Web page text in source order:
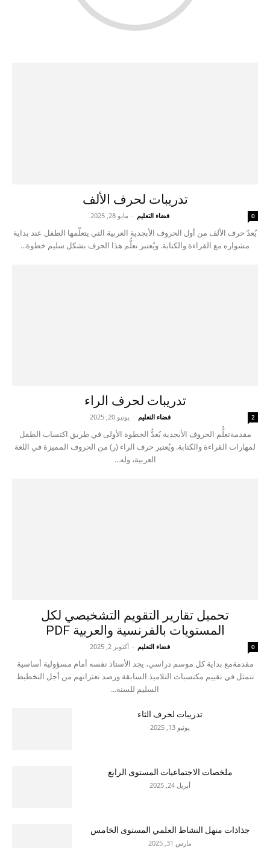
تدريبات لحرف الألف
فضاء التعليم - مايو 28, 2025 0
يُعدّ حرف الألف من أول الحروف الأبجدية العربية التي يتعلّمها الطفل عند بداية
مشواره مع القراءة والكتابة. ويُعتبر تعلُّم هذا الحرف بشكل سليم خطوة...
تدريبات لحرف الراء
فضاء التعليم - يونيو 20, 2025 2
مقدمةتعلُّم الحروف الأبجدية يُعدُّ الخطوة الأولى في طريق اكتساب الطفل
لمهارات القراءة والكتابة. ويُعتبر حرف الراء (ر) من الحروف المميزة في اللغة
العربية، وله...
تحميل تقارير التقويم التشخيصي لكل
المستويات بالفرنسية والعربية PDF
فضاء التعليم - أكتوبر 2, 2025 0
مقدمةمع بداية كل موسم دراسي، يجد الأستاذ نفسه أمام مسؤولية أساسية
تتمثل في تقييم مكتسبات التلاميذ السابقة ورصد تعثراتهم من أجل التخطيط
السليم للسنة...
تدريبات لحرف الثاء
يونيو 13, 2025
ملخصات الاجتماعيات المستوى الرابع
أبريل 24, 2025
جذاذات منهل النشاط العلمي المستوى الخامس
مارس 31, 2025